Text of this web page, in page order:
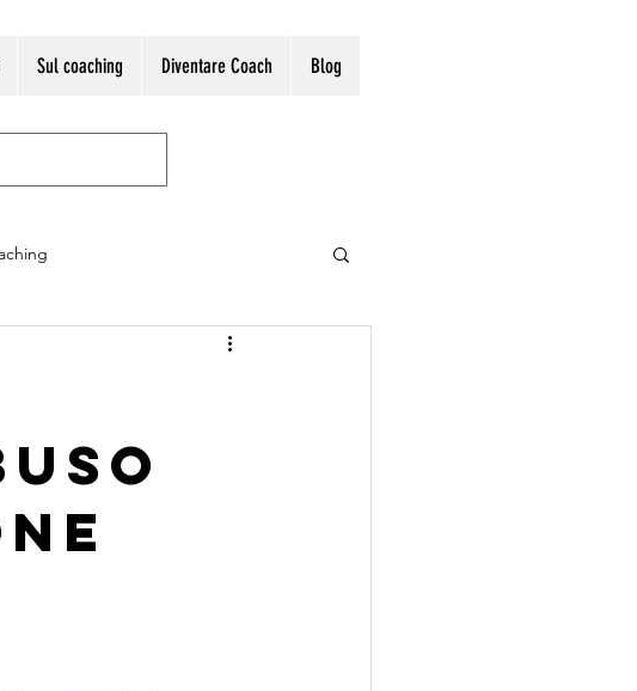
Sul coaching Diventare Coach Blog
Coaching e cambiamento